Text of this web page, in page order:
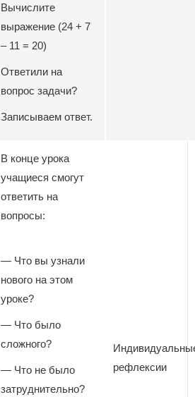
Вычислите
выражение (24 + 7
– 11 = 20)
Ответили на
вопрос задачи?
Записываем ответ.
В конце урока
учащиеся смогут
ответить на
вопросы:
— Что вы узнали
нового на этом
уроке?
— Что было
сложного?
— Что не было
затруднительно?
рефлексии